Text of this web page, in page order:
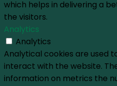
which helps in delivering a
the visitors.
Analytics
Analytics
Analytical cookies are used
interact with the website.
information on metrics the